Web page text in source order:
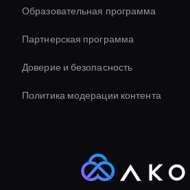
Образовательная программа
Партнерская программа
Доверие и безопасность
Политика модерации контента